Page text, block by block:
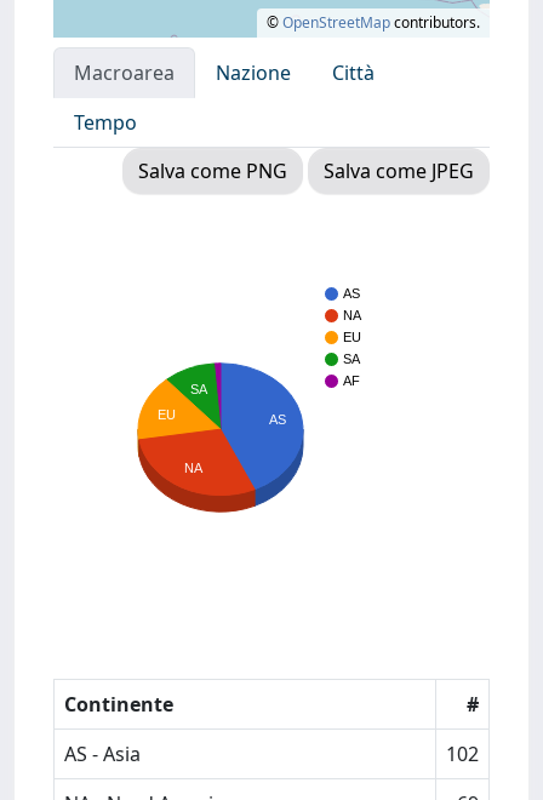
©OpenStreetMapcontributors.
Macroarea Nazione
Città
Tempo
Salva come PNG
Salva come JPEG
AS
NA
EU
SA
AF
AS
SA
EU
NA
Continente
#
AS - Asia
102